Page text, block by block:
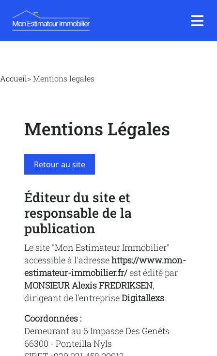
Accueil>Mentions legales
Mentions Légales
Retour au site
Éditeur du site et
responsable de la
publication
Le site "Mon Estimateur Immobilier"
accessible à l'adressehttps://www.mon-
estimateur-immobilier.fr/est édité par
MONSIEUR Alexis FREDRIKSEN,
dirigeant de l'entrepriseDigitallexs.
Coordonnées :
Demeurant au 6 Impasse Des Genêts
66300 - Ponteilla Nyls